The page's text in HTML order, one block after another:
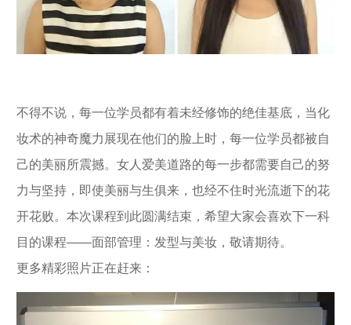
不得不说，每一位学员都有着未经修饰的绝佳基底，当化
妆术的神奇魔力展现在他们的脸上时，每一位学员都被自
己的美丽所震撼。女人爱美道路的每一步都需要自己的努
力与坚持，即使美丽与生俱来，也经不住时光流逝下的花
开花败。本次课程到此圆满结束，希望大家会喜欢下一科
目的课程——面部管理：发型与美妆，敬请期待。
更多精彩照片正在赶来：